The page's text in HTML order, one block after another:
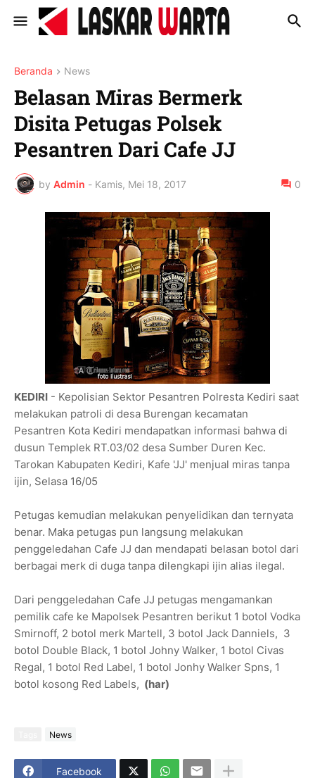
Beranda News
Belasan Miras Bermerk
Disita Petugas Polsek
Pesantren Dari Cafe JJ
by Admin - Kamis, Mei 18, 2017 0
KEDIRI - Kepolisian Sektor Pesantren Polresta Kediri saat
melakukan patroli di desa Burengan kecamatan
Pesantren Kota Kediri mendapatkan informasi bahwa di
dusun Templek RT.03/02 desa Sumber Duren Kec.
Tarokan Kabupaten Kediri, Kafe 'JJ' menjual miras tanpa
ijin, Selasa 16/05
Petugas kemudian melakukan penyelidikan dan ternyata
benar. Maka petugas pun langsung melakukan
penggeledahan Cafe JJ dan mendapati belasan botol dari
berbagai merk di duga tanpa dilengkapi ijin alias ilegal.
Dari penggeledahan Cafe JJ petugas mengamankan
pemilik cafe ke Mapolsek Pesantren berikut 1 botol Vodka
Smirnoff, 2 botol merk Martell, 3 botol Jack Danniels, 3
botol Double Black, 1 botol Johny Walker, 1 botol Civas
Regal, 1 botol Red Label, 1 botol Jonhy Walker Spns, 1
botol kosong Red Labels, (har)
News
Facebook